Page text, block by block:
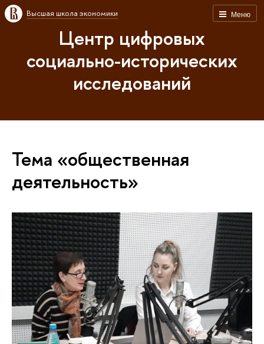
Меню
Высшая школа экономики
Центр цифровых
социально-исторических
исследований
Тема «общественная
деятельность»